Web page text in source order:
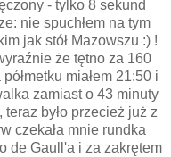
- tylko 8 sekund
nie spuchłem na tym
jak stół Mazowszu :) !
że tętno za 160
miałem 21:50 i
zamiast o 43 minuty
było przecież już z
czekała mnie rundka
de Gaull'a i za zakrętem